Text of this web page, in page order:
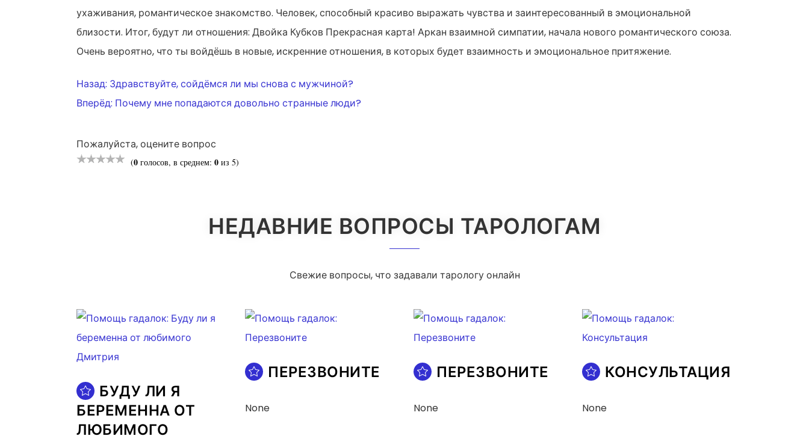
ухаживания, романтическое знакомство. Человек, способный красиво выражать чувства и заинтересованный в эмоциональной
близости. Итог, будут ли отношения: Двойка Кубков Прекрасная карта! Аркан взаимной симпатии, начала нового романтического союза.
Очень вероятно, что ты войдёшь в новые, искренние отношения, в которых будет взаимность и эмоциональное притяжение.
НАВИГАЦИЯ
ПО
ЗАПИСЯМ
Назад: Здравствуйте, сойдёмся ли мы снова с мужчиной?
Вперёд: Почему мне попадаются довольно странные люди?
Пожалуйста, оцените вопрос
(0 голосов, в среднем: 0 из 5)
НЕДАВНИЕ ВОПРОСЫ ТАРОЛОГАМ
Свежие вопросы, что задавали тарологу онлайн
БУДУ ЛИ Я
БЕРЕМЕННА ОТ
ЛЮБИМОГО
ПЕРЕЗВОНИТЕ
None
ПЕРЕЗВОНИТЕ
None
КОНСУЛЬТАЦИЯ
None